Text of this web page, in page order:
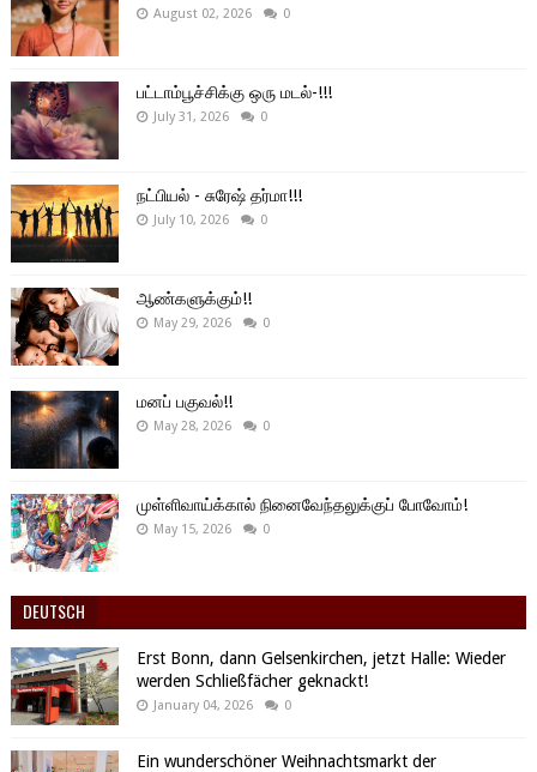
August 02, 2026 0
பட்டாம்பூச்சிக்கு ஒரு மடல்-!!!
July 31, 2026 0
நட்பியல் - சுரேஷ் தர்மா!!!
July 10, 2026 0
ஆண்களுக்கும்!!
May 29, 2026 0
மனப் பகுவல்!!
May 28, 2026 0
முள்ளிவாய்க்கால் நினைவேந்தலுக்குப் போவோம்!
May 15, 2026 0
DEUTSCH
Erst Bonn, dann Gelsenkirchen, jetzt Halle: Wieder
werden Schließfächer geknackt!
January 04, 2026 0
Ein wunderschöner Weihnachtsmarkt der